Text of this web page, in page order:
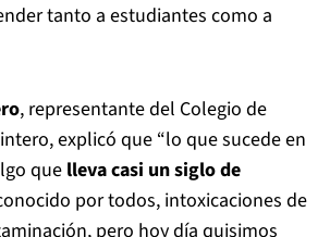
tanto a estudiantes como a
, representante del Colegio de
explicó que “lo que sucede en
que lleva casi un siglo de
por todos, intoxicaciones de
pero hoy día quisimos